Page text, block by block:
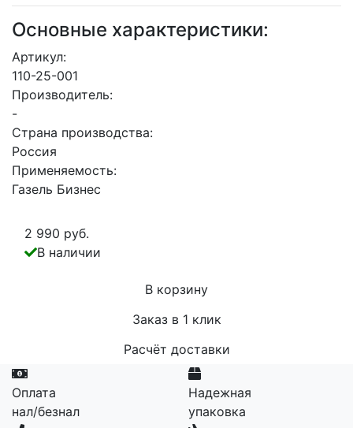
Основные характеристики:
Артикул:
110-25-001
Производитель:
-
Страна производства:
Россия
Применяемость:
Газель Бизнес
2 990 руб.
В наличии
В корзину
Заказ в 1 клик
Расчёт доставки
Оплата
нал/безнал
Надежная
упаковка